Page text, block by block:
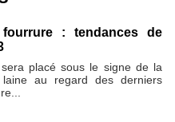
: tendances de
sera placé sous le signe de la
au regard des derniers